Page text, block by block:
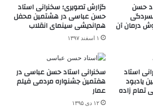
حسن
درمان آن
گزارش تصویری؛ سخنرانی استاد
حسن عباسی در هشتمین محفل
هم‌اندیشی سینمای انقلاب
۱ اسفند ۱۳۹۷
استاد
یادبود
تمام زاده
سخنرانی استاد حسن عباسی در
هفتمین جشنواره مردمی فیلم
عمار
۱۲ دی ۱۳۹۵